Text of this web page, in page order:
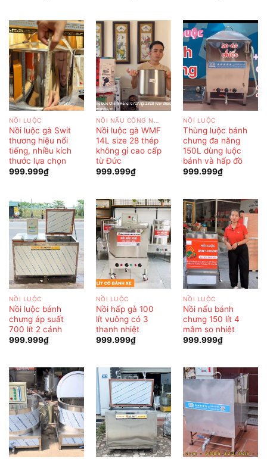
NỒI LUỘC
Nồi luộc gà Swit
thương hiệu nổi
tiếng, nhiều kích
thước lựa chọn
999.999₫
Nồi luộc gà WMF
14L size 28 thép
không gỉ cao cấp
từ Đức
999.999₫
NỒI LUỘC
Thùng luộc bánh
chưng đa năng
150L dùng luộc
bánh và hấp đồ
999.999₫
NỒI LUỘC
Nồi luộc bánh
chưng áp suất
700 lít 2 cánh
999.999₫
NỒI LUỘC
Nồi hấp gà 100
lít vuông có 3
thanh nhiệt
999.999₫
NỒI LUỘC
Nồi nấu bánh
chưng 150 lít 4
mâm so nhiệt
999.999₫